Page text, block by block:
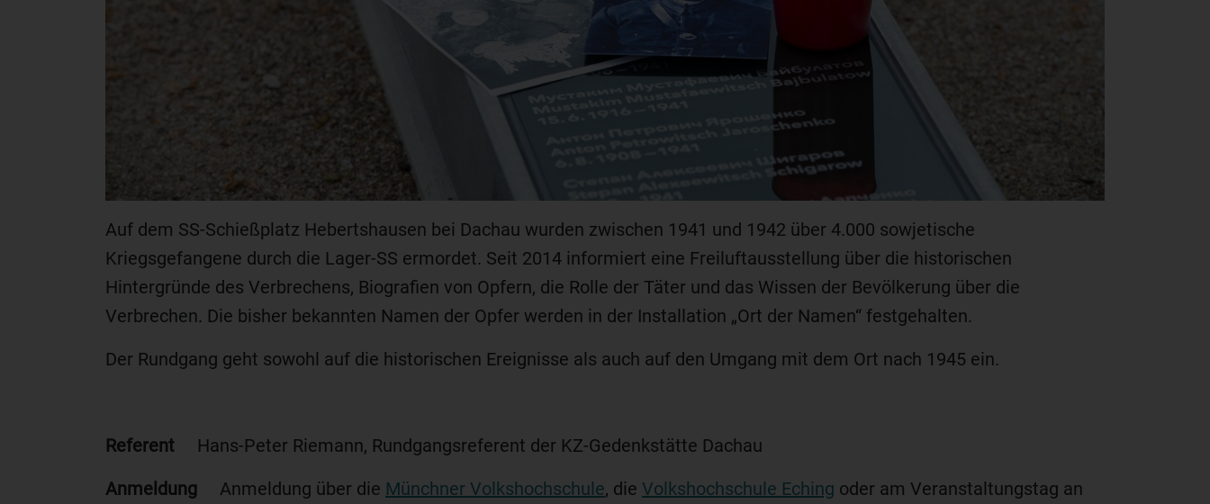
Auf dem SS-Schießplatz Hebertshausen bei Dachau wurden zwischen 1941 und 1942 über 4.000 sowjetische
Kriegsgefangene durch die Lager-SS ermordet. Seit 2014 informiert eine Freiluftausstellung über die historischen
Hintergründe des Verbrechens, Biografien von Opfern, die Rolle der Täter und das Wissen der Bevölkerung über die
Verbrechen. Die bisher bekannten Namen der Opfer werden in der Installation „Ort der Namen“ festgehalten.
Der Rundgang geht sowohl auf die historischen Ereignisse als auch auf den Umgang mit dem Ort nach 1945 ein.
Referent Hans-Peter Riemann, Rundgangsreferent der KZ-Gedenkstätte Dachau
Anmeldung Anmeldung über die Münchner Volkshochschule, die Volkshochschule Eching oder am Veranstaltungstag an